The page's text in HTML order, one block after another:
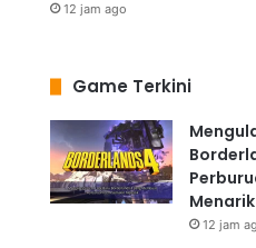
12 jam ago
Game Terkini
Menarik
12 jam